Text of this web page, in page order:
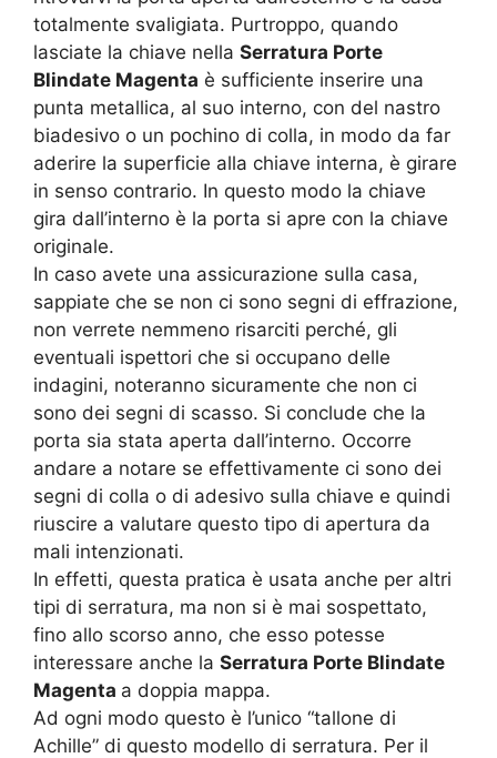
totalmente svaligiata. Purtroppo, quando
lasciate la chiave nella Serratura Porte
Blindate Magenta è sufficiente inserire una
punta metallica, al suo interno, con del nastro
biadesivo o un pochino di colla, in modo da far
aderire la superficie alla chiave interna, è girare
in senso contrario. In questo modo la chiave
gira dall’interno è la porta si apre con la chiave
originale.
In caso avete una assicurazione sulla casa,
sappiate che se non ci sono segni di effrazione,
non verrete nemmeno risarciti perché, gli
eventuali ispettori che si occupano delle
indagini, noteranno sicuramente che non ci
sono dei segni di scasso. Si conclude che la
porta sia stata aperta dall’interno. Occorre
andare a notare se effettivamente ci sono dei
segni di colla o di adesivo sulla chiave e quindi
riuscire a valutare questo tipo di apertura da
mali intenzionati.
In effetti, questa pratica è usata anche per altri
tipi di serratura, ma non si è mai sospettato,
fino allo scorso anno, che esso potesse
interessare anche la Serratura Porte Blindate
Magenta a doppia mappa.
Ad ogni modo questo è l’unico “tallone di
Achille” di questo modello di serratura. Per il